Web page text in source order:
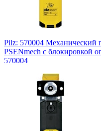
Pilz: 570004 Механический
PSENmech с блокировкой
570004